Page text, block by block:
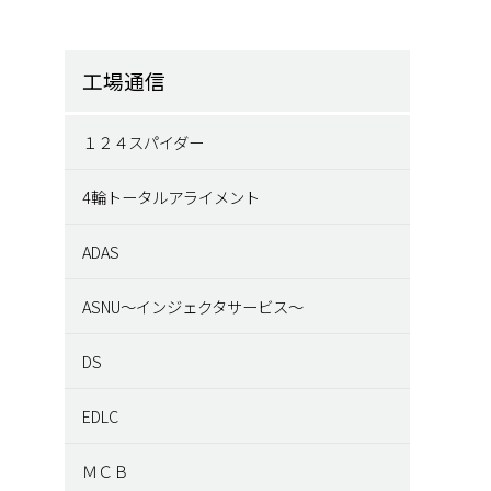
工場通信
１２４スパイダー
4輪トータルアライメント
ADAS
ASNU～インジェクタサービス～
DS
EDLC
ＭＣＢ